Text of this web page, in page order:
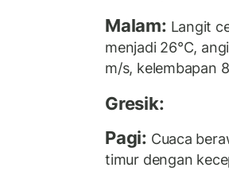
Malam: Langit
menjadi 26°C,
m/s, kelembapan
Gresik:
Pagi: Cuaca
timur dengan